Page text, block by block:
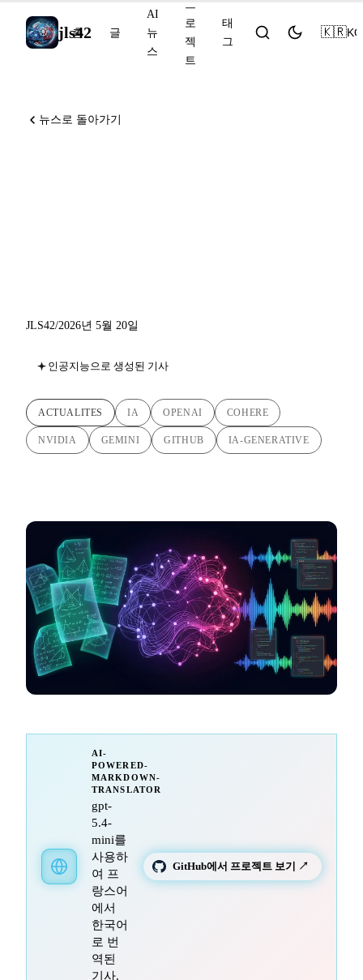
jls42
홈 글
AI
뉴
스
프
로
젝
트
태
그
🇰🇷KO
뉴스로 돌아가기
JLS42/2026년 5월 20일
인공지능으로 생성된 기사
ACTUALITES IA OPENAI COHERE
NVIDIA GEMINI GITHUB IA-GENERATIVE
AI-
POWERED-
MARKDOWN-
TRANSLATOR
gpt-
5.4-
mini를
사용하
여 프
랑스어
에서
한국어
로 번
역된
기사.
GitHub에서 프로젝트 보기 ↗